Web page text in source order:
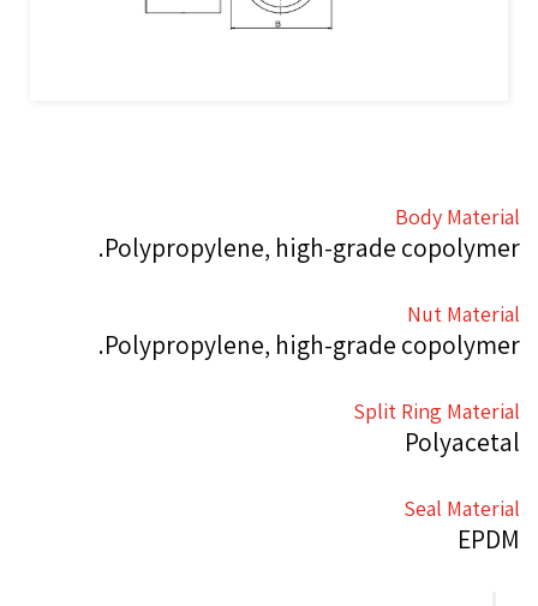
Body Material
Polypropylene, high-grade copolymer.
Nut Material
Polypropylene, high-grade copolymer.
Split Ring Material
Polyacetal
Seal Material
EPDM